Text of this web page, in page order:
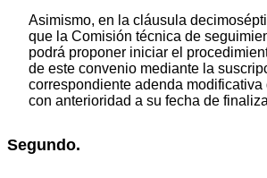
Asimismo, en la cláusula
que la Comisión técnica de
podrá proponer iniciar el
de este convenio mediante la
correspondiente adenda modificativa
con anterioridad a su fecha de
Segundo.